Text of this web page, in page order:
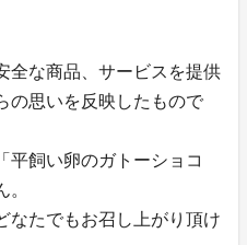
全な商品、サービスを提供
の思いを反映したもので
平飼い卵のガトーショコ
なたでもお召し上がり頂け